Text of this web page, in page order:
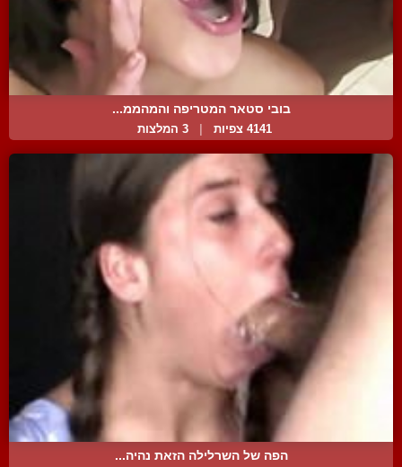
בובי סטאר המטריפה והמהממ...
4141 צפיות 3 המלצות
הפה של השרלילה הזאת נהיה...